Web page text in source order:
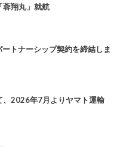
蓉翔丸」就航
トナーシップ契約を締結しま
、2026年7月よりヤマト運輸